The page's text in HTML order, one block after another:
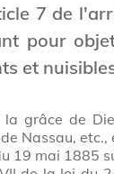
7 de
pour
et
la grâce de
Nassau, etc.,
19 mai 1885